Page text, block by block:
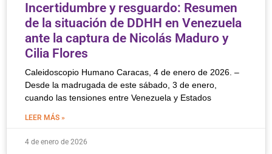
Incertidumbre y resguardo: Resumen
de la situación de DDHH en Venezuela
ante la captura de Nicolás Maduro y
Cilia Flores
Caleidoscopio Humano Caracas, 4 de enero de 2026. –
Desde la madrugada de este sábado, 3 de enero,
cuando las tensiones entre Venezuela y Estados
LEER MÁS »
4 de enero de 2026